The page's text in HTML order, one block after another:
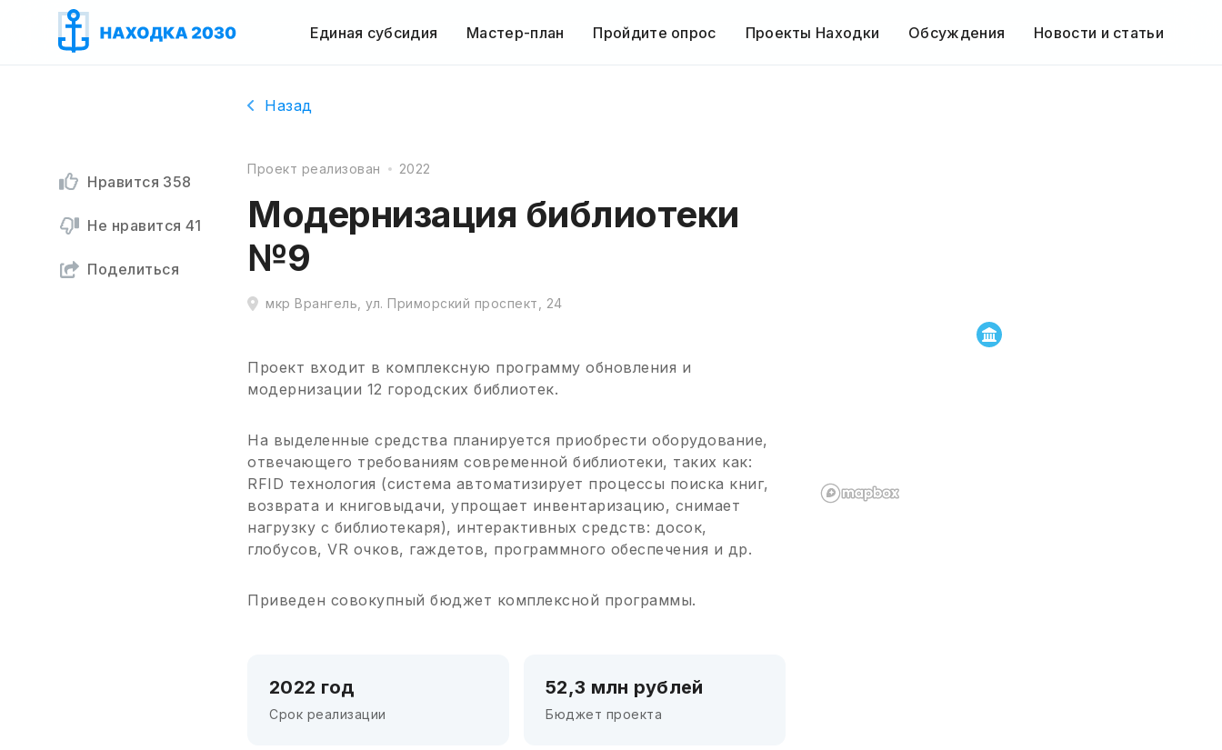
Единая субсидия Мастер-план Пройдите опрос Проекты Находки Обсуждения Новости и статьи
Нравится 358
Не нравится 41
Поделиться
Назад
Проект реализован 2022
Модернизация библиотеки
№9
мкр Врангель, ул. Приморский проспект, 24
Проект входит в комплексную программу обновления и
модернизации 12 городских библиотек.
На выделенные средства планируется приобрести оборудование,
отвечающего требованиям современной библиотеки, таких как:
RFID технология (система автоматизирует процессы поиска книг,
возврата и книговыдачи, упрощает инвентаризацию, снимает
нагрузку с библиотекаря), интерактивных средств: досок,
глобусов, VR очков, гаждетов, программного обеспечения и др.
Приведен совокупный бюджет комплексной программы.
2022 год
Срок реализации
52,3 млн рублей
Бюджет проекта